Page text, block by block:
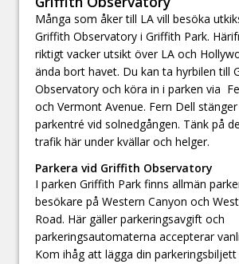
Många som åker till LA vill besöka
Griffith Observatory i Griffith Park.
riktigt vacker utsikt över LA och
ända bort havet. Du kan ta hyrbilen till
Observatory och köra in i parken via
och Vermont Avenue. Fern Dell
parkentré vid solnedgången. Tänk på
trafik här under kvällar och helger.
Parkera vid Griffith Observatory
I parken Griffith Park finns allmän
besökare på Western Canyon och
Road. Här gäller parkeringsavgift och
parkeringsautomaterna accepterar
Kom ihåg att lägga din